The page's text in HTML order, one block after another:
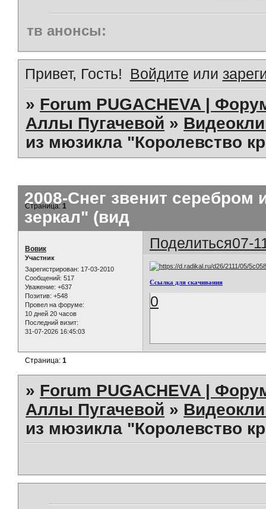
тв анонсы:
Привет, Гость! Войдите или
» Forum PUGACHEVA |
Аллы Пугачевой »
из мюзикла "Королевство
2008-Снег звенит
зеркал" (вид
Страница:1
Поделиться07-
Вовик
Участник
Зарегистрирован: 17-03-2010
Сообщений: 517
Уважение: +637
Позитив: +548
Провел на форуме:
10 дней 20 часов
Последний визит:
31-07-2026 16:45:03
Ссылка для скачивания
0
Страница:1
» Forum PUGACHEVA |
Аллы Пугачевой »
из мюзикла "Королевство